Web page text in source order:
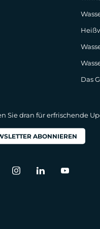
Das
Sie dran für erfrischende
ABONNIEREN